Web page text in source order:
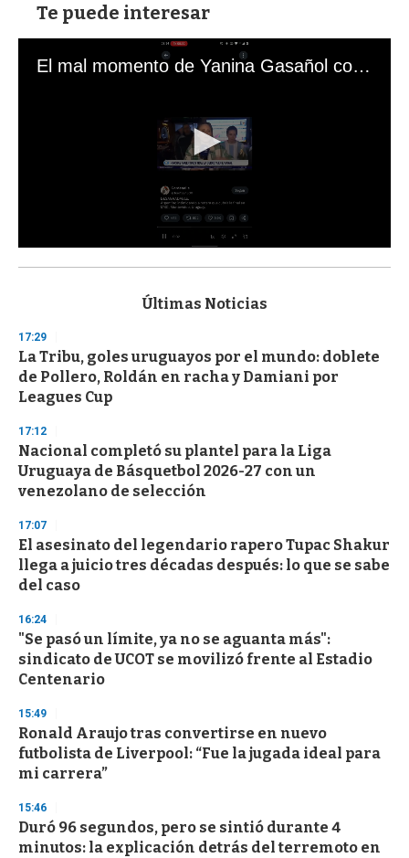
Te puede interesar
El mal momento de Yanina Gasañol con un hincha argentino en "Subrayado"
s
d
s
o
f
3
s
e
c
o
n
Últimas Noticias
17:29
La Tribu, goles uruguayos por el mundo: doblete
de Pollero, Roldán en racha y Damiani por
Leagues Cup
17:12
Nacional completó su plantel para la Liga
Uruguaya de Básquetbol 2026-27 con un
venezolano de selección
17:07
El asesinato del legendario rapero Tupac Shakur
llega a juicio tres décadas después: lo que se sabe
del caso
16:24
"Se pasó un límite, ya no se aguanta más":
sindicato de UCOT se movilizó frente al Estadio
Centenario
15:49
Ronald Araujo tras convertirse en nuevo
futbolista de Liverpool: “Fue la jugada ideal para
mi carrera”
15:46
Duró 96 segundos, pero se sintió durante 4
minutos: la explicación detrás del terremoto en